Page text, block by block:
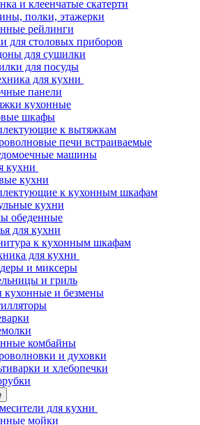
и клеенчатые скатерти
полки, этажерки
рейлинги
для столовых приборов
для сушилки
для посуды
для кухни
панели
кухонные
шкафы
к вытяжкам
печи встраиваемые
машины
кухни
кухни
к кухонным шкафам
кухни
обеденные
для кухни
к кухонным шкафам
для кухни
и миксеры
и гриль
кухонные и безмены
комбайны
и духовки
и хлебопечки
для кухни
мойки